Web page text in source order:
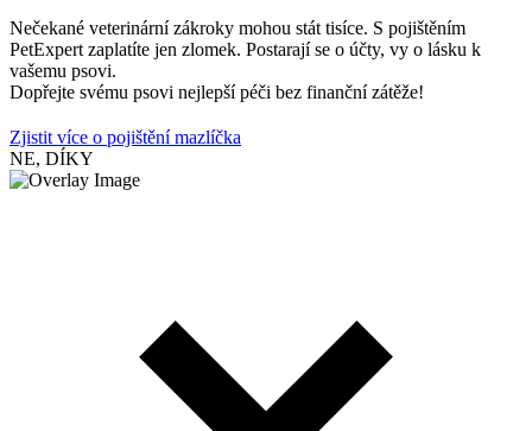
Nečekané veterinární zákroky mohou stát tisíce. S pojištěním
PetExpert zaplatíte jen zlomek. Postarají se o účty, vy o lásku k
vašemu psovi.
Dopřejte svému psovi nejlepší péči bez finanční zátěže!
Zjistit více o pojištění mazlíčka
NE, DÍKY